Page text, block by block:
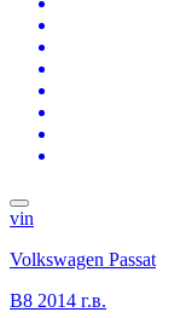
vin
Volkswagen Passat
B8 2014 г.в.